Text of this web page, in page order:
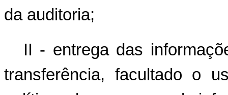
da auditoria;
II - entrega das
transferência, facultado o